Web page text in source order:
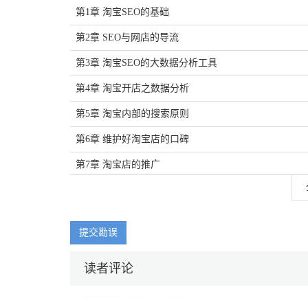
第1章 淘宝SEO的基础
第2章 SEO与网店的导流
第3章 淘宝SEO的大数据分析工具
第4章 淘宝开店之数据分析
第5章 淘宝内部的搜索原则
第6章 维护好淘宝店的口碑
第7章 淘宝店的推广
提交勘误
读者评论